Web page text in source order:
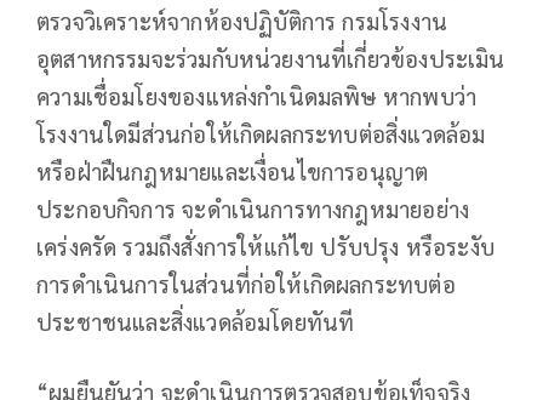
ตรวจวิเคราะห์จากห้องปฏิบัติการ กรมโรงงาน
อุตสาหกรรมจะร่วมกับหน่วยงานที่เกี่ยวข้องประเมิน
ความเชื่อมโยงของแหล่งกำเนิดมลพิษ หากพบว่า
โรงงานใดมีส่วนก่อให้เกิดผลกระทบต่อสิ่งแวดล้อม
หรือฝ่าฝืนกฎหมายและเงื่อนไขการอนุญาต
ประกอบกิจการ จะดำเนินการทางกฎหมายอย่าง
เคร่งครัด รวมถึงสั่งการให้แก้ไข ปรับปรุง หรือระงับ
การดำเนินการในส่วนที่ก่อให้เกิดผลกระทบต่อ
ประชาชนและสิ่งแวดล้อมโดยทันที
“ผมยืนยันว่า จะดำเนินการตรวจสอบข้อเท็จจริง